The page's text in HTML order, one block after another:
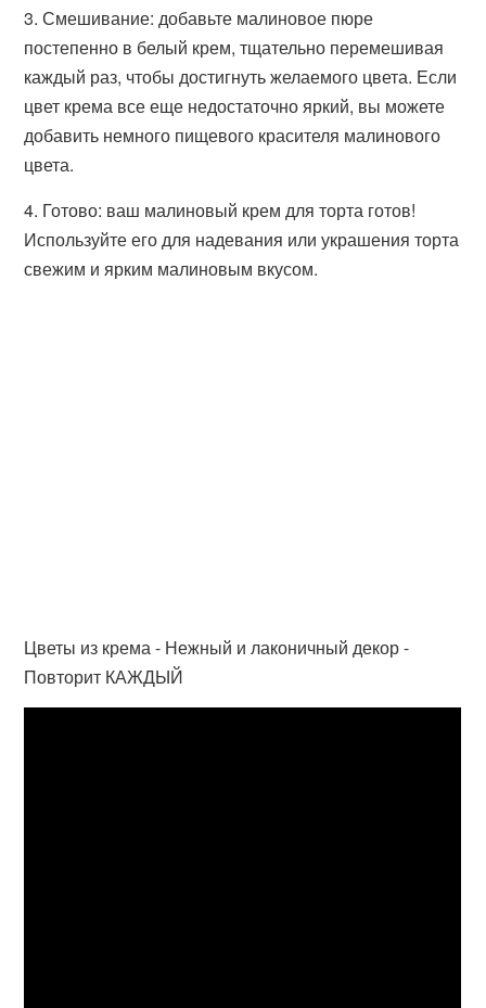
3. Смешивание: добавьте малиновое пюре
постепенно в белый крем, тщательно перемешивая
каждый раз, чтобы достигнуть желаемого цвета. Если
цвет крема все еще недостаточно яркий, вы можете
добавить немного пищевого красителя малинового
цвета.
4. Готово: ваш малиновый крем для торта готов!
Используйте его для надевания или украшения торта
свежим и ярким малиновым вкусом.
Цветы из крема - Нежный и лаконичный декор -
Повторит КАЖДЫЙ